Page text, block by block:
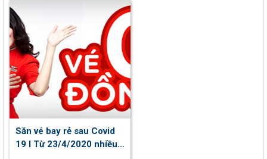
Săn vé bay rẻ sau Covid
19 I Từ 23/4/2020 nhiều